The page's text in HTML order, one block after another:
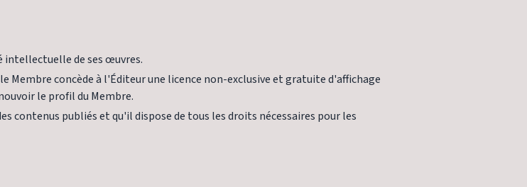
de ses œuvres.
Membre concède à l'Éditeur une licence non-exclusive et gratuite d'affichage
le profil du Membre.
contenus publiés et qu'il dispose de tous les droits nécessaires pour les